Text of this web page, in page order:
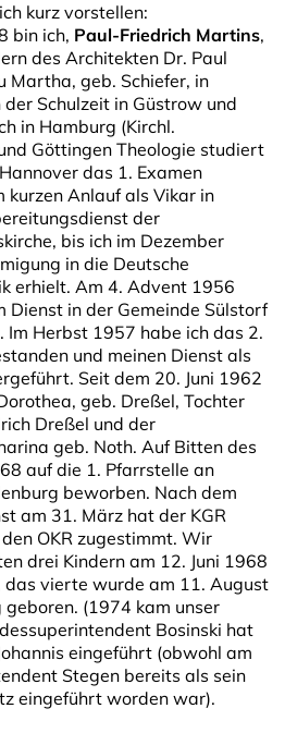
kurz vorstellen:
bin ich, Paul-Friedrich Martins,
des Architekten Dr. Paul
Martha, geb. Schiefer, in
Schulzeit in Güstrow und
in Hamburg (Kirchl.
Göttingen Theologie studiert
das 1. Examen
kurzen Anlauf als Vikar in
der
bis ich im Dezember
in die Deutsche
erhielt. Am 4. Advent 1956
Dienst in der Gemeinde Sülstorf
Im Herbst 1957 habe ich das 2.
und meinen Dienst als
Seit dem 20. Juni 1962
geb. Dreßel, Tochter
Dreßel und der
geb. Noth. Auf Bitten des
auf die 1. Pfarrstelle an
beworben. Nach dem
am 31. März hat der KGR
OKR zugestimmt. Wir
drei Kindern am 12. Juni 1968
das vierte wurde am 11. August
(1974 kam unser
Bosinski hat
einge­führt (obwohl am
Stegen bereits als sein
eingeführt worden war).